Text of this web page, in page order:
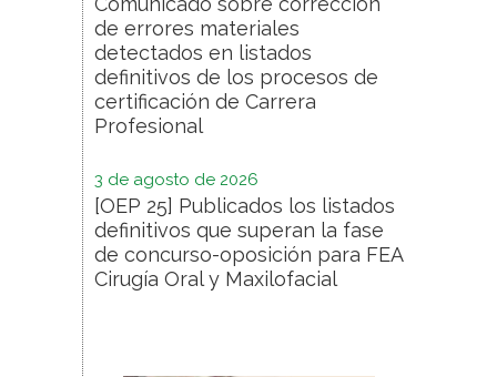
de errores materiales
detectados en listados
definitivos de los procesos de
certificación de Carrera
Profesional
3 de agosto de 2026
[OEP 25] Publicados los listados
definitivos que superan la fase
de concurso-oposición para FEA
Cirugía Oral y Maxilofacial